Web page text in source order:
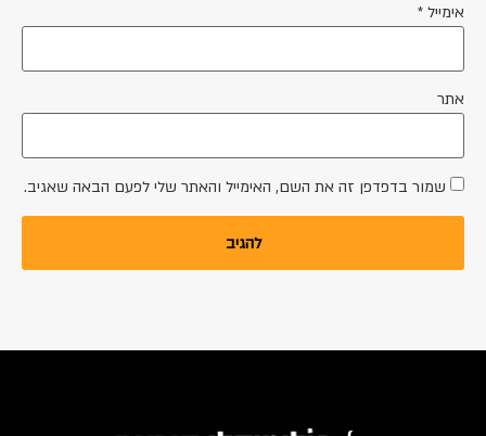
אימייל *
אתר
שמור בדפדפן זה את השם, האימייל והאתר שלי לפעם הבאה שאגיב.